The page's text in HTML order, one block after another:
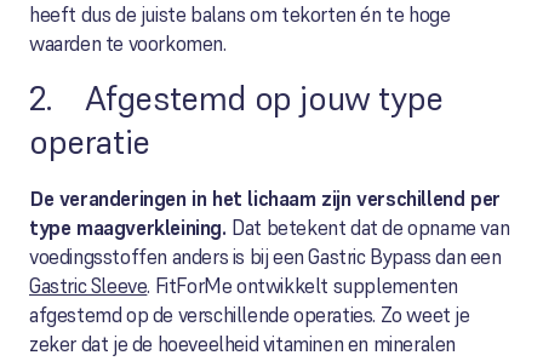
heeft dus de juiste balans om tekorten én te hoge
waarden te voorkomen.
2. Afgestemd op jouw type
operatie
De veranderingen in het lichaam zijn verschillend per
type maagverkleining. Dat betekent dat de opname van
voedingsstoffen anders is bij een Gastric Bypass dan een
Gastric Sleeve. FitForMe ontwikkelt supplementen
afgestemd op de verschillende operaties. Zo weet je
zeker dat je de hoeveelheid vitaminen en mineralen